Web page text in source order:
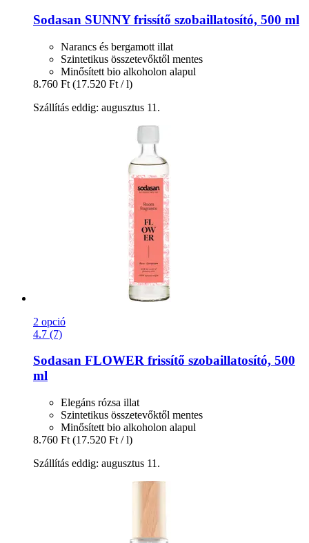
Sodasan SUNNY frissítő szobaillatosító, 500 ml
Narancs és bergamott illat
Szintetikus összetevőktől mentes
Minősített bio alkoholon alapul
8.760 Ft (17.520 Ft / l)
Szállítás eddig: augusztus 11.
2 opció
4.7 (7)
Sodasan FLOWER frissítő szobaillatosító, 500
ml
Elegáns rózsa illat
Szintetikus összetevőktől mentes
Minősített bio alkoholon alapul
8.760 Ft (17.520 Ft / l)
Szállítás eddig: augusztus 11.